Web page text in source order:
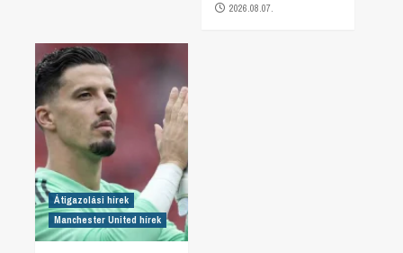
2026.08.07.
Átigazolási hírek
Manchester United hírek